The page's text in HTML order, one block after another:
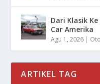
Dari Klasik
Car Amerika
Agu 1, 2026 |
ARTIKEL TAG